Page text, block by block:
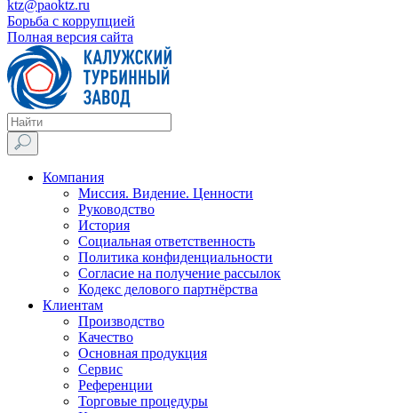
ktz@paoktz.ru
Борьба с коррупцией
Полная версия сайта
Компания
Миссия. Видение. Ценности
Руководство
История
Социальная ответственность
Политика конфиденциальности
Согласие на получение рассылок
Кодекс делового партнёрства
Клиентам
Производство
Качество
Основная продукция
Сервис
Референции
Торговые процедуры